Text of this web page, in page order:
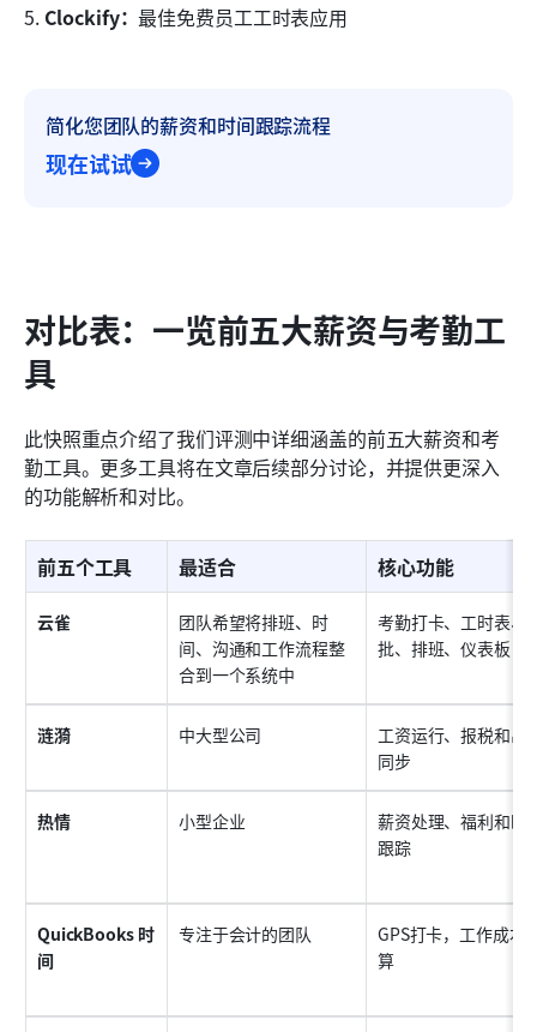
5. Clockify：最佳免费员工工时表应用
简化您团队的薪资和时间跟踪流程
现在试试
对比表：一览前五大薪资与考勤工
具
此快照重点介绍了我们评测中详细涵盖的前五大薪资和考
勤工具。更多工具将在文章后续部分讨论，并提供更深入
的功能解析和对比。
前五个工具 最适合 核心功能
云雀
团队希望将排班、时
间、沟通和工作流程整
合到一个系统中
考勤打卡、工时表、
批、排班、仪表板
涟漪 中大型公司
工资运行、报税和出
同步
热情 小型企业
薪资处理、福利和时
跟踪
QuickBooks 时
间
专注于会计的团队
GPS打卡，工作成本
算